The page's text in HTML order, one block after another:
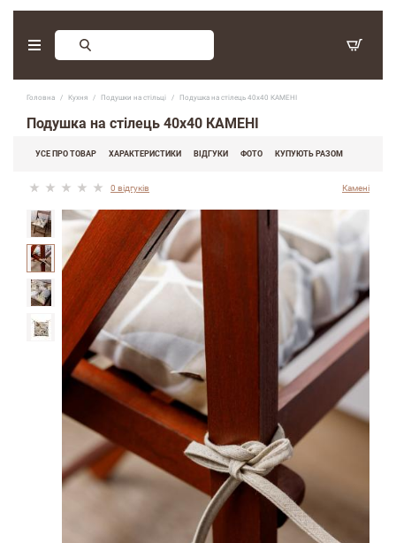
Головна Кухня Подушки на стільці Подушка на стілець 40х40 КАМЕНІ
Подушка на стілець 40х40 КАМЕНІ
УСЕ ПРО ТОВАР ХАРАКТЕРИСТИКИ ВІДГУКИ ФОТО КУПУЮТЬ РАЗОМ
0 відгуків Камені
Замовлення зворотнього дзвінку
(097) 416-90-33
(066) 339-07-15